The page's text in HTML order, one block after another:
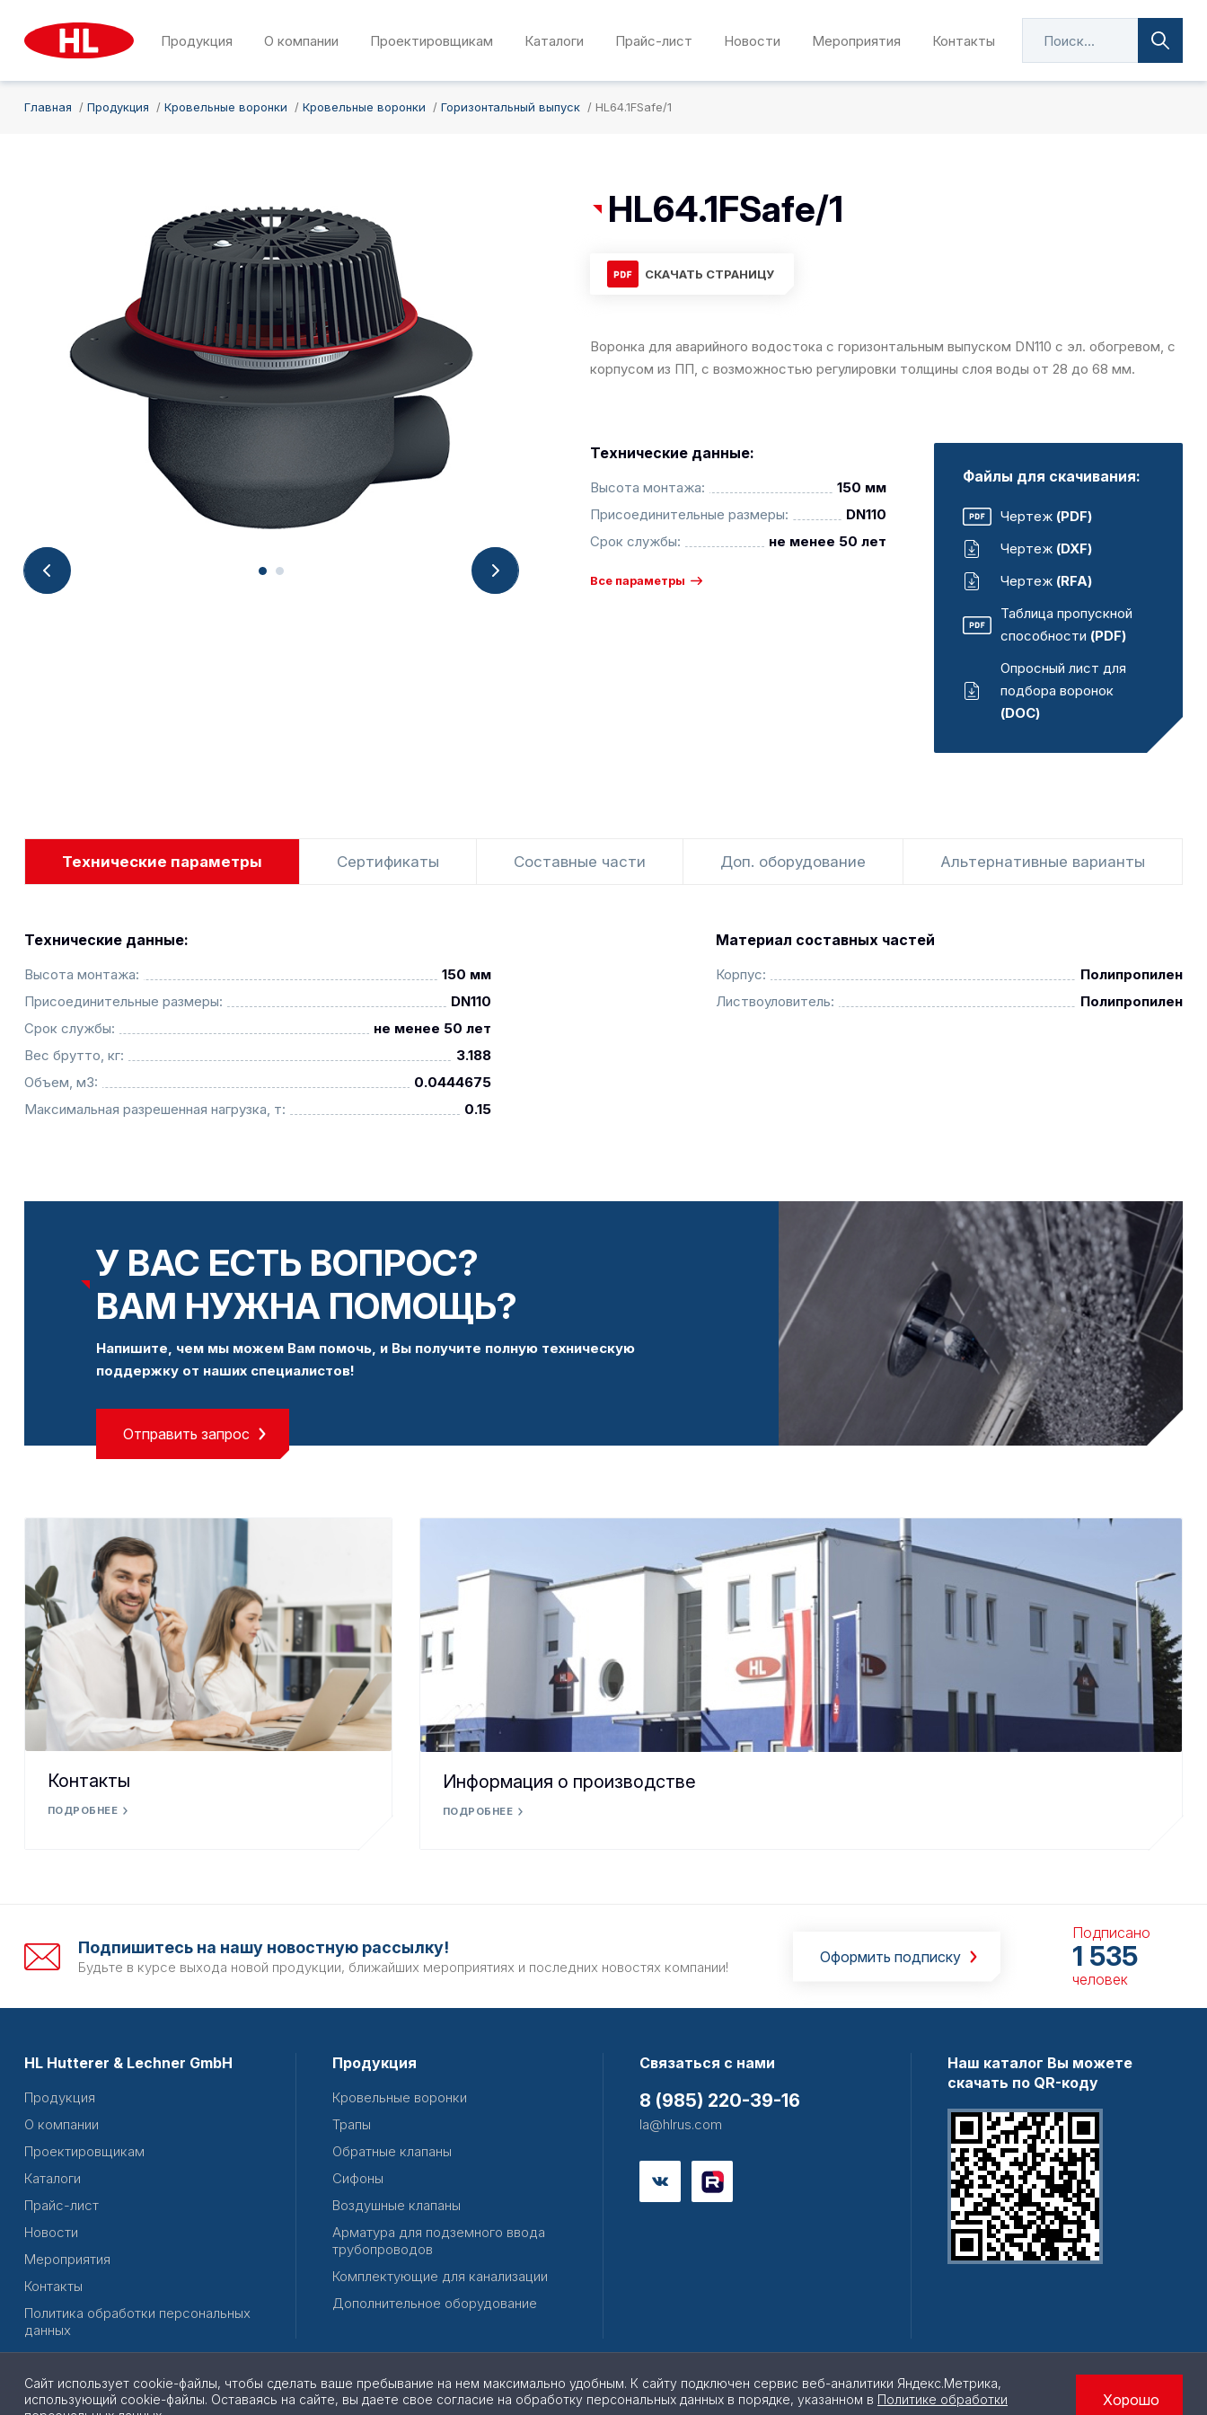
Продукция О компании Проектировщикам Каталоги Прайс-лист Новости Мероприятия Контакты
Главная Продукция Кровельные воронки Кровельные воронки Горизонтальный выпуск HL64.1FSafe/1
HL64.1FSafe/1
СКАЧАТЬ СТРАНИЦУ
Воронка для аварийного водостока с горизонтальным выпуском DN110 с эл. обогревом, с
корпусом из ПП, с возможностью регулировки толщины слоя воды от 28 до 68 мм.
Технические данные:
Высота монтажа:
150 мм
Присоединительные размеры:
DN110
Срок службы:
не менее 50 лет
Все параметры
Файлы для скачивания:
Чертеж (PDF)
Чертеж (DXF)
Чертеж (RFA)
Таблица пропускной
способности (PDF)
Опросный лист для
подбора воронок
(DOC)
Технические параметры Сертификаты Составные части Доп. оборудование Альтернативные варианты
Технические данные:
Высота монтажа:
150 мм
Присоединительные размеры:
DN110
Срок службы:
не менее 50 лет
Вес брутто, кг:
3.188
Объем, м3:
0.0444675
Максимальная разрешенная нагрузка, т:
0.15
Материал составных частей
Корпус:
Полипропилен
Листвоуловитель:
Полипропилен
У ВАС ЕСТЬ ВОПРОС?
ВАМ НУЖНА ПОМОЩЬ?
Напишите, чем мы можем Вам помочь, и Вы получите полную техническую
поддержку от наших специалистов!
Отправить запрос
Контакты
ПОДРОБНЕЕ
Информация о производстве
ПОДРОБНЕЕ
Подпишитесь на нашу новостную рассылку!
Будьте в курсе выхода новой продукции, ближайших мероприятиях и последних новостях компании!
Оформить подписку
Подписано
1 535
человек
HL Hutterer & Lechner GmbH
Продукция
О компании
Проектировщикам
Каталоги
Прайс-лист
Новости
Мероприятия
Контакты
Политика обработки персональных
данных
Продукция
Кровельные воронки
Трапы
Обратные клапаны
Сифоны
Воздушные клапаны
Арматура для подземного ввода
трубопроводов
Комплектующие для канализации
Дополнительное оборудование
Связаться с нами
8 (985) 220-39-16
la@hlrus.com
Наш каталог Вы можете
скачать по QR-коду
© 2026 | Все права защищены
Сайт использует cookie-файлы, чтобы сделать ваше пребывание на нем максимально удобным. К cайту подключен сервис веб-аналитики Яндекс.Метрика,
использующий cookie-файлы. Оставаясь на сайте, вы даете свое согласие на обработку персональных данных в порядке, указанном в Политике обработки
Хорошо